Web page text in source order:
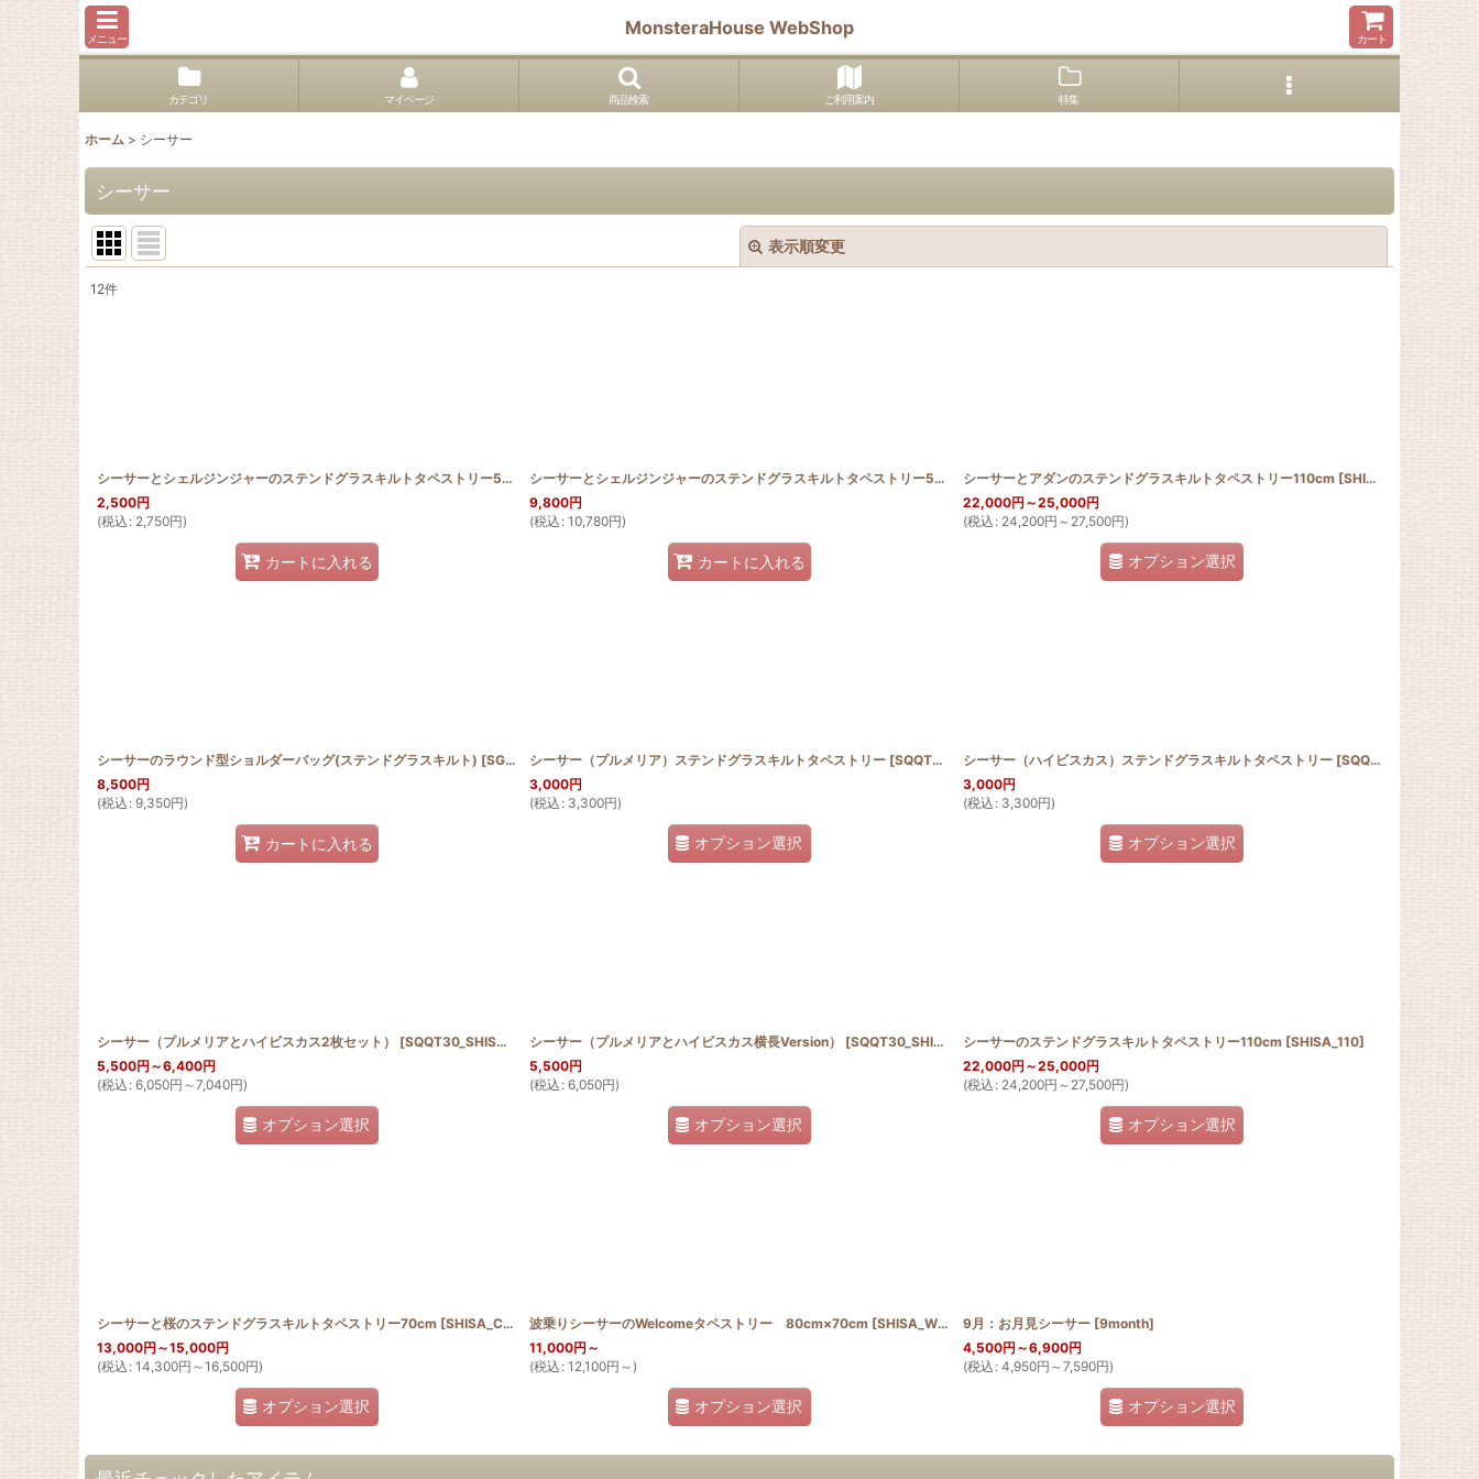
メニュー
MonsteraHouse WebShop
カート
カテゴリ マイページ 商品検索 ご利用案内 特集
ホーム > シーサー
シーサー
表示順変更
12件
シーサーとシェルジンジャーのステンドグラスキルトタペストリー50cm×80cm Pattern [SGQ_5080_SHISA_Pattern]
2,500円
(税込 : 2,750円)
カートに入れる
シーサーとシェルジンジャーのステンドグラスキルトタペストリー50cm×80cm [SGQ_5080_SHISA]
9,800円
(税込 : 10,780円)
カートに入れる
シーサーとアダンのステンドグラスキルトタペストリー110cm [SHISA_ADAN_110
22,000円 ～25,000円
(税込 : 24,200円 ～27,500円)
オプション選択
シーサーのラウンド型ショルダーバッグ(ステンドグラスキルト) [SGQRB_SHISA_HIB
]
8,500円
(税込 : 9,350円)
カートに入れる
シーサー（プルメリア）ステンドグラスキルトタペストリー [SQQT30_SHISA_PUL
]
3,000円
(税込 : 3,300円)
オプション選択
シーサー（ハイビスカス）ステンドグラスキルトタペストリー [SQQT30_SHISA_HIB
3,000円
(税込 : 3,300円)
オプション選択
シーサー（プルメリアとハイビスカス2枚セット） [SQQT30_SHISA_HIB_PUL2
]
5,500円 ～6,400円
(税込 : 6,050円 ～7,040円)
オプション選択
シーサー（プルメリアとハイビスカス横長Version） [SQQT30_SHISA_HIB_PUL
]
5,500円
(税込 : 6,050円)
オプション選択
シーサーのステンドグラスキルトタペストリー110cm [SHISA_110]
22,000円 ～25,000円
(税込 : 24,200円 ～27,500円)
オプション選択
シーサーと桜のステンドグラスキルトタペストリー70cm [SHISA_CHERRY70
]
13,000円 ～15,000円
(税込 : 14,300円 ～16,500円)
オプション選択
波乗りシーサーのWelcomeタペストリー 80cm×70cm [SHISA_WELCOME
]
11,000円 ～
(税込 : 12,100円 ～)
オプション選択
9月：お月見シーサー [9month]
4,500円 ～6,900円
(税込 : 4,950円 ～7,590円)
オプション選択